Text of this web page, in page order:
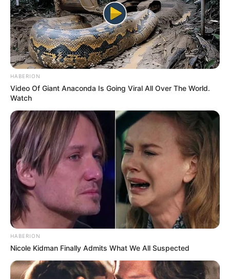
HABERION
Video Of Giant Anaconda Is Going Viral All Over The World.
Watch
HABERION
Nicole Kidman Finally Admits What We All Suspected